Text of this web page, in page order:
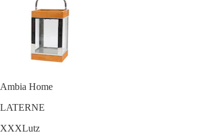
Ambia Home
LATERNE
XXXLutz